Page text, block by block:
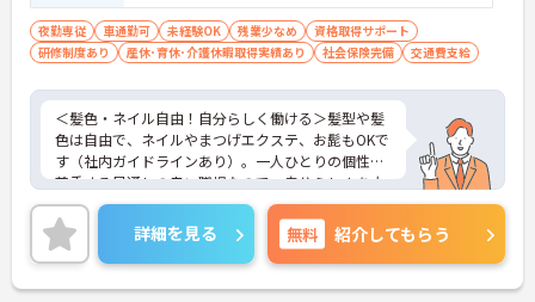
夜勤専従 車通勤可 未経験OK 残業少なめ
資格取得サポート
研修制度あり
産休･育休･介護休暇取得実績あり 社会保険完備 交通費支給
＜髪色・ネイル自由！自分らしく働ける＞髪型や髪
色は自由で、ネイルやまつげエクステ、お髭もOKで
す（社内ガイドラインあり）。一人ひとりの個性を
尊重する風通しの良い職場なので、自分らしさを大
切にしながら、のびのびと前向きにお仕事に取り組
めます。
＜未経験OK！資格取得も会社が応援＞無資格の方は
入社半年以内に「認知症介護基礎研修」を会社負担
で受講できる制度があり、働きながらスキルアップ
詳細を見る 無料 紹介してもらう